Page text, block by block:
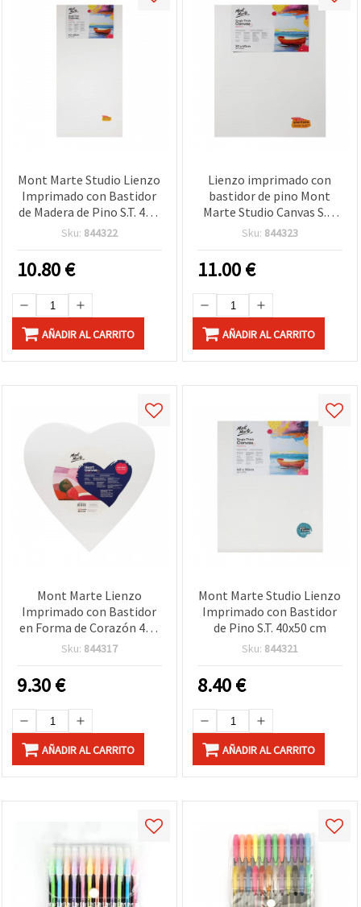
Mont Marte Studio Lienzo
Imprimado con Bastidor
de Madera de Pino S.T. 40 x
80 cm
Sku: 844322
10.80€
AÑADIR AL CARRITO
Lienzo imprimado con
bastidor de pino Mont
Marte Studio Canvas S.T.,
50 x 60 cm
Sku: 844323
11.00€
AÑADIR AL CARRITO
Mont Marte Lienzo
Imprimado con Bastidor
en Forma de Corazón 40 x
40 cm
Sku: 844317
9.30€
AÑADIR AL CARRITO
Mont Marte Studio Lienzo
Imprimado con Bastidor
de Pino S.T. 40x50 cm
Sku: 844321
8.40€
AÑADIR AL CARRITO